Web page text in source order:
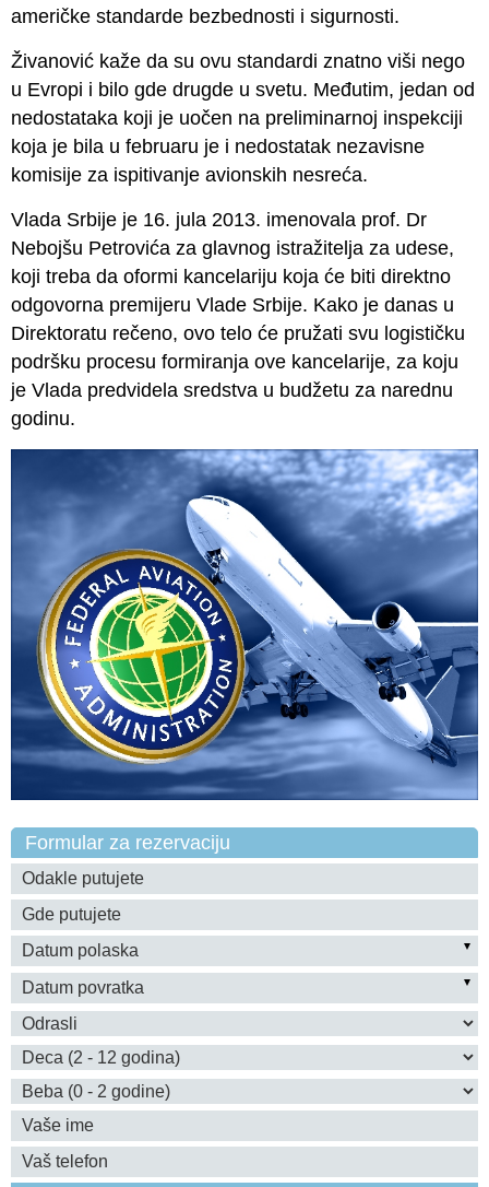
američke standarde bezbednosti i sigurnosti.
Živanović kaže da su ovu standardi znatno viši nego
u Evropi i bilo gde drugde u svetu. Međutim, jedan od
nedostataka koji je uočen na preliminarnoj inspekciji
koja je bila u februaru je i nedostatak nezavisne
komisije za ispitivanje avionskih nesreća.
Vlada Srbije je 16. jula 2013. imenovala prof. Dr
Nebojšu Petrovića za glavnog istražitelja za udese,
koji treba da oformi kancelariju koja će biti direktno
odgovorna premijeru Vlade Srbije. Kako je danas u
Direktoratu rečeno, ovo telo će pružati svu logističku
podršku procesu formiranja ove kancelarije, za koju
je Vlada predvidela sredstva u budžetu za narednu
godinu.
Formular za rezervaciju